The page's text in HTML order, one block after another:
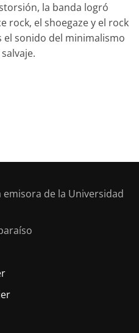
la banda logró
rock, el shoegaze y el rock
el sonido del minimalismo
emisora de la Universidad